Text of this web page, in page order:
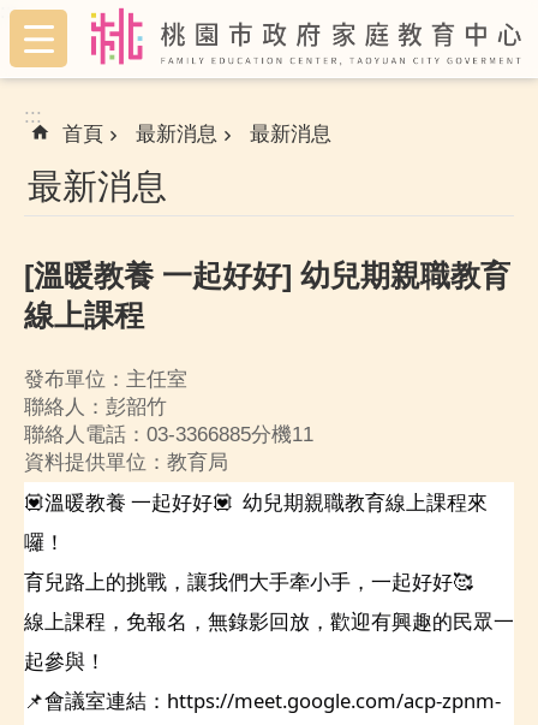
跳到主要內容區塊
:::
:::
首頁 最新消息 最新消息
最新消息
[溫暖教養 一起好好] 幼兒期親職教育
線上課程
發布單位：主任室
聯絡人：彭韶竹
聯絡人電話：03-3366885分機11
資料提供單位：教育局
💟溫暖教養 一起好好💟  幼兒期親職教育線上課程來
囉！
育兒路上的挑戰，讓我們大手牽小手，一起好好🥰
線上課程，免報名，無錄影回放，歡迎有興趣的民眾一
起參與！
📌會議室連結：https://meet.google.com/acp-zpnm-